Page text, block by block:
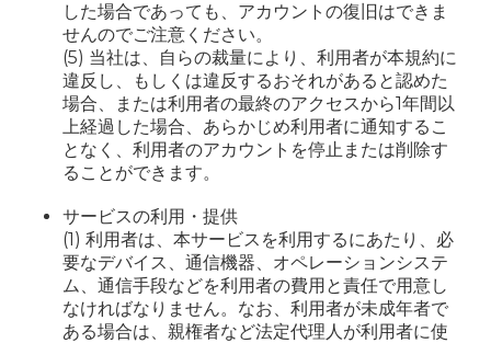
した場合であっても、アカウントの復旧はできま
せんのでご注意ください。
(5) 当社は、自らの裁量により、利用者が本規約に
違反し、もしくは違反するおそれがあると認めた
場合、または利用者の最終のアクセスから1年間以
上経過した場合、あらかじめ利用者に通知するこ
となく、利用者のアカウントを停止または削除す
ることができます。
サービスの利用・提供
(1) 利用者は、本サービスを利用するにあたり、必
要なデバイス、通信機器、オペレーションシステ
ム、通信手段などを利用者の費用と責任で用意し
なければなりません。なお、利用者が未成年者で
ある場合は、親権者など法定代理人が利用者に使